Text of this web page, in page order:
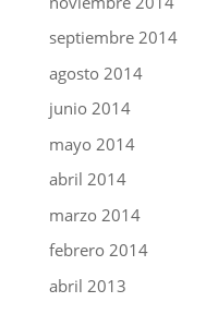
septiembre 2014
agosto 2014
junio 2014
mayo 2014
abril 2014
marzo 2014
febrero 2014
abril 2013